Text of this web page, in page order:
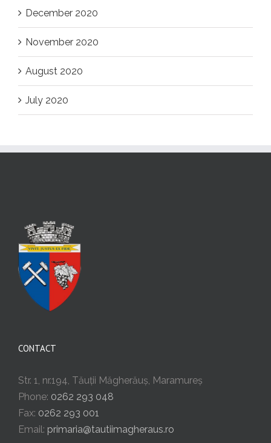
December 2020
November 2020
August 2020
July 2020
CONTACT
Str. 1, nr.194, Tăuții Măgherăuș, Maramureș
Phone: 0262 293 048
Fax: 0262 293 001
Email: primaria@tautiimagheraus.ro